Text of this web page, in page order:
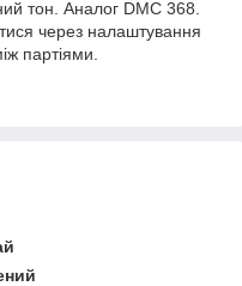
тон. Аналог DMC 368.
через налаштування
партіями.